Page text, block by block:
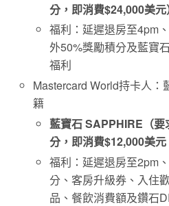
分，即消費$24,000美元
福利：延遲退房至4pm
外50%獎勵積分及藍寶石
福利
Mastercard World持卡人
籍
藍寶石 SAPPHIRE（要
分，即消費$12,000美元
福利：延遲退房至2pm
分、客房升級券、入住
品、餐飲消費額及鑽石